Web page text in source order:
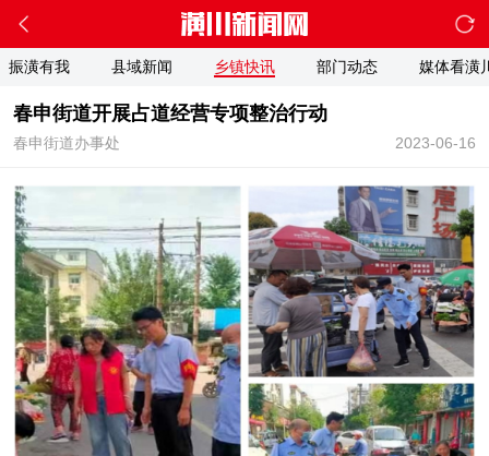
振潢有我 县域新闻 乡镇快讯 部门动态 媒体看潢
春申街道开展占道经营专项整治行动
2023-06-16
春申街道办事处